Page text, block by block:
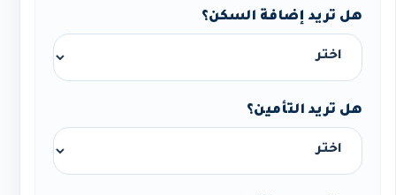
هل تريد إضافة السكن؟
هل تريد التأمين؟